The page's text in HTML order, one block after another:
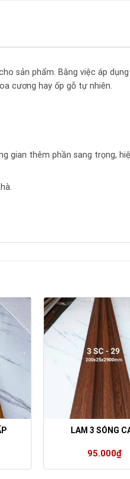
sản phẩm. Bằng việc áp
cương hay ốp gỗ tự nhiên.
gian thêm phần sang trọng,
LAM 3 SÓNG
95.000₫